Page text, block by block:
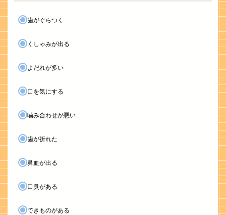
歯がぐらつく
くしゃみが出る
よだれが多い
口を気にする
噛み合わせが悪い
歯が折れた
鼻血が出る
口臭がある
できものがある